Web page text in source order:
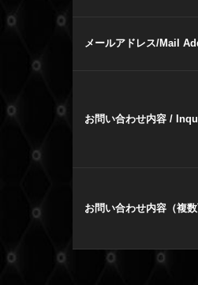
メールアドレス/Mail
お問い合わせ内容 /
お問い合わせ内容（複数